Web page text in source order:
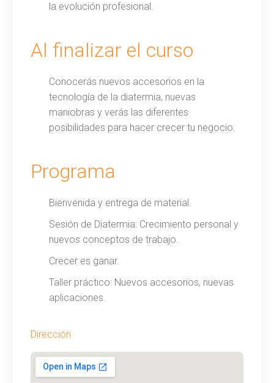
la evolución profesional.
Al finalizar el curso
Conocerás nuevos accesorios en la
tecnología de la diatermia, nuevas
maniobras y verás las diferentes
posibilidades para hacer crecer tu negocio.
Programa
Bienvenida y entrega de material.
Sesión de Diatermia: Crecimiento personal y
nuevos conceptos de trabajo.
Crecer es ganar.
Taller práctico: Nuevos accesorios, nuevas
aplicaciones.
Dirección